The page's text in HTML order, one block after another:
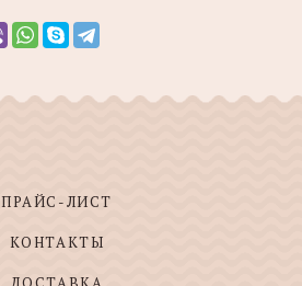
ПРАЙС-ЛИСТ
КОНТАКТЫ